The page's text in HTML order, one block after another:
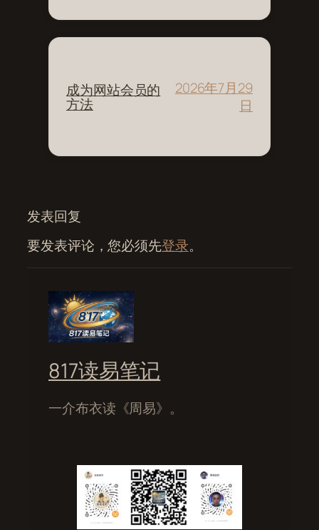
成为网站会员的
方法
2026年7月29
日
发表回复
要发表评论，您必须先登录。
817读易笔记
一介布衣读《周易》。